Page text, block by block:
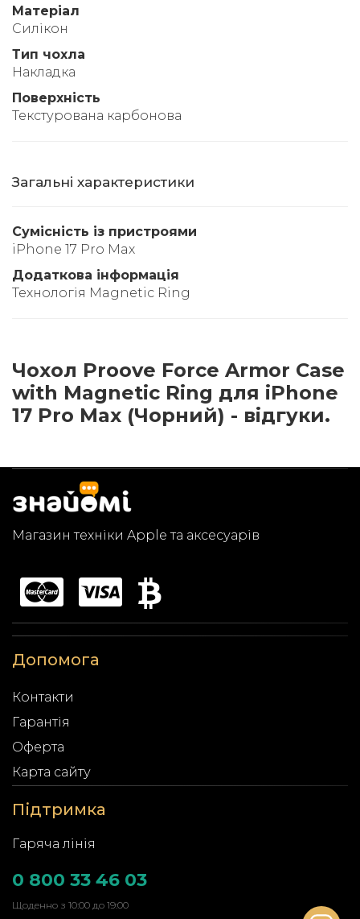
Матеріал
Силікон
Тип чохла
Накладка
Поверхність
Текстурована карбонова
Загальні характеристики
Сумісність із пристроями
iPhone 17 Pro Max
Додаткова інформація
Технологія Magnetic Ring
Чохол Proove Force Armor Case
with Magnetic Ring для iPhone
17 Pro Max (Чорний) - відгуки.
Магазин техніки Apple та аксесуарів
Допомога
Контакти
Гарантія
Оферта
Карта сайту
Підтримка
Гаряча лінія
0 800 33 46 03
Щоденно з 10:00 до 19:00